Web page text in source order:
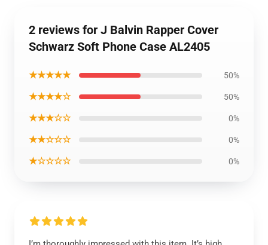
2 reviews for J Balvin Rapper Cover
Schwarz Soft Phone Case AL2405
★★★★★ 50%
★★★★☆ 50%
★★★☆☆ 0%
★★☆☆☆ 0%
★☆☆☆☆ 0%